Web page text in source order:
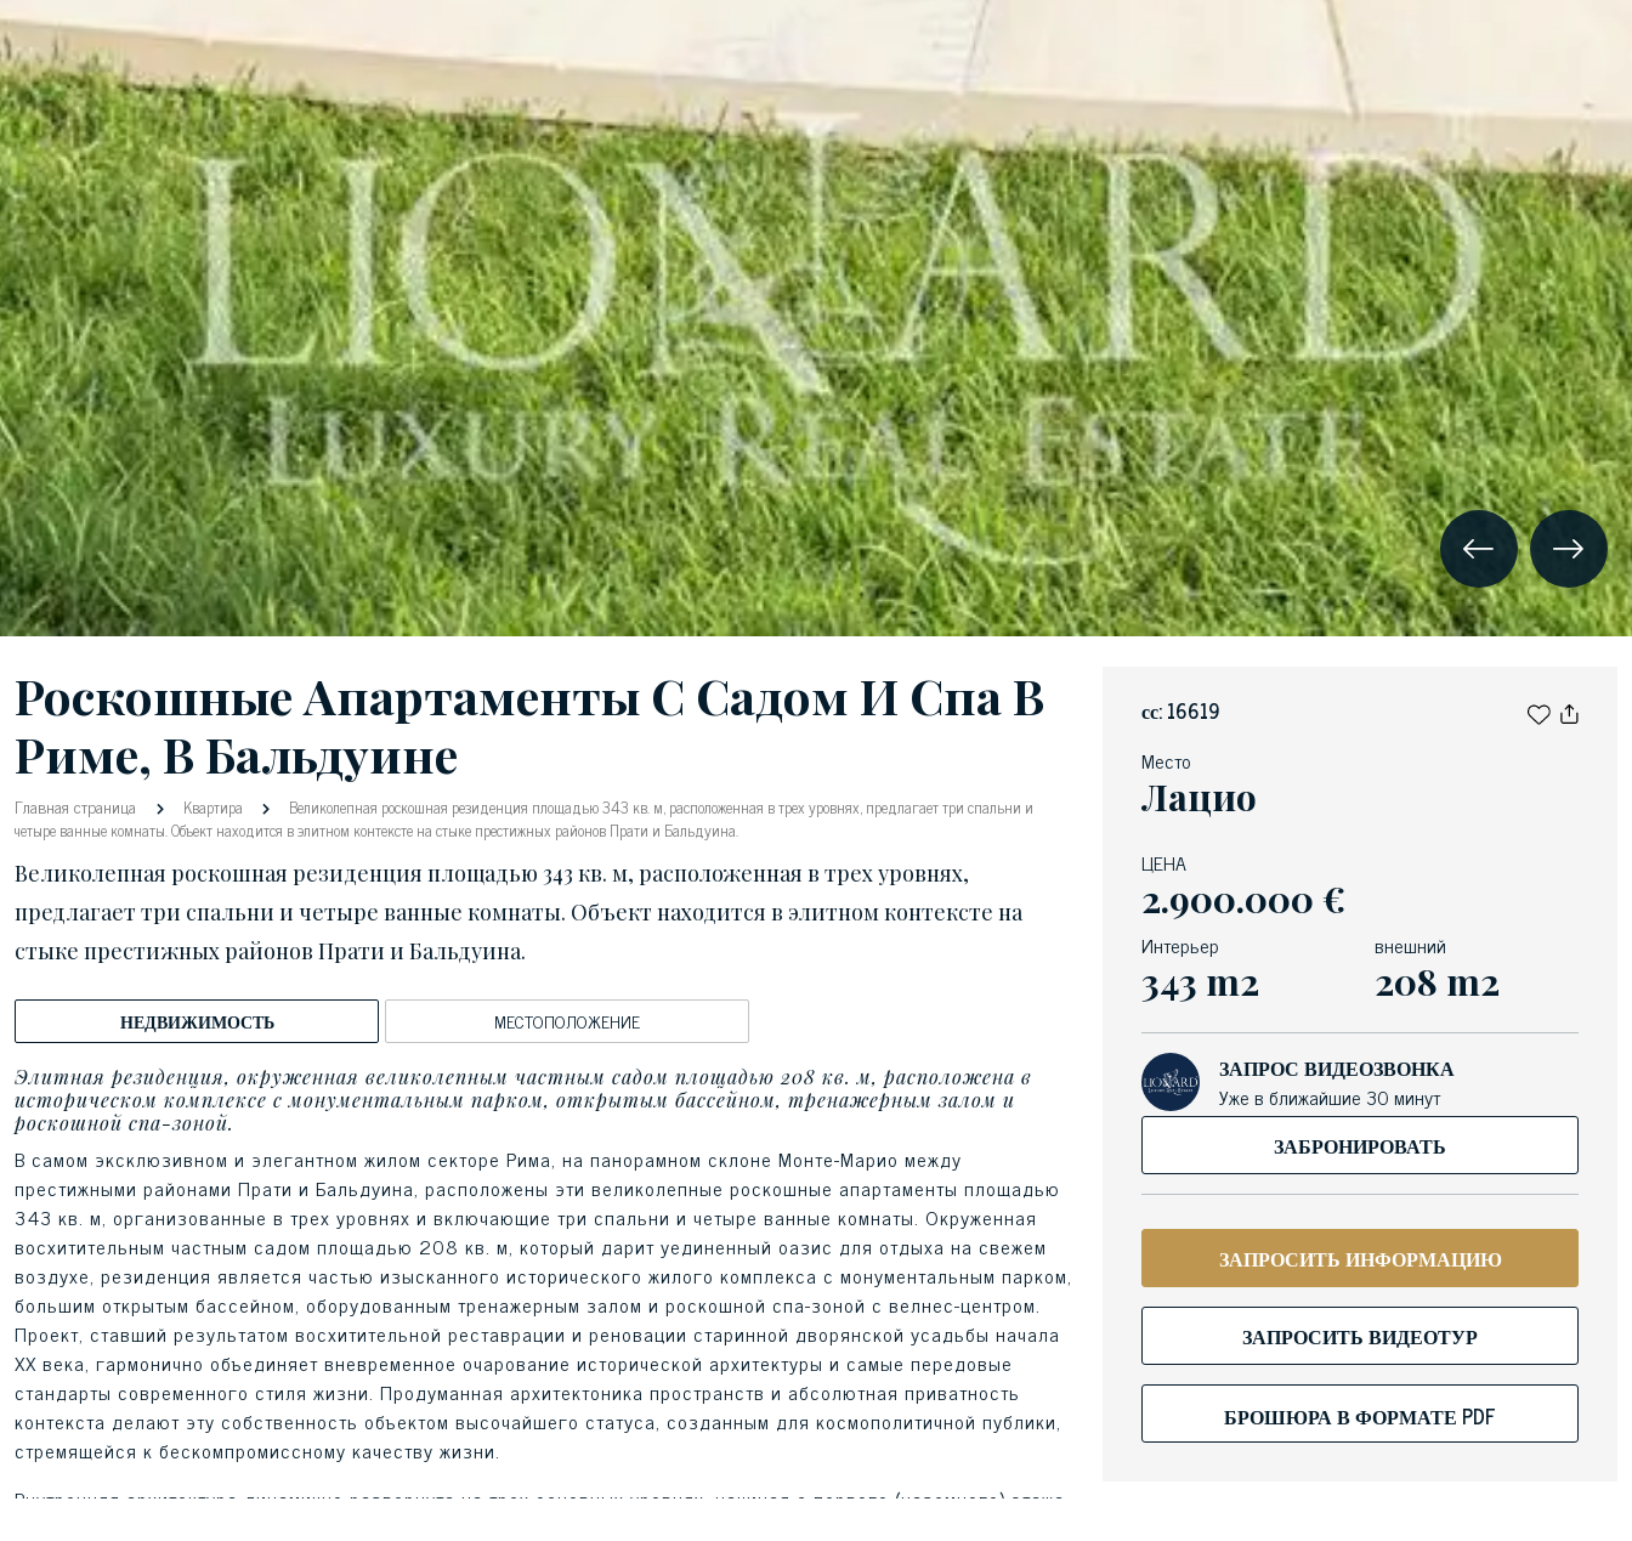
Роскошные Апартаменты С Садом И Спа В
Риме, В Бальдуине
Главная страница Квартира
Великолепная роскошная резиденция площадью 343 кв. м, расположенная в трех уровнях, предлагает три спальни и
четыре ванные комнаты. Объект находится в элитном контексте на стыке престижных районов Прати и Бальдуина.
Великолепная роскошная резиденция площадью 343 кв. м, расположенная в трех уровнях,
предлагает три спальни и четыре ванные комнаты. Объект находится в элитном контексте на
стыке престижных районов Прати и Бальдуина.
НЕДВИЖИМОСТЬ МЕСТОПОЛОЖЕНИЕ
Элитная резиденция, окруженная великолепным частным садом площадью 208 кв. м, расположена в
историческом комплексе с монументальным парком, открытым бассейном, тренажерным залом и
роскошной спа-зоной.
В самом эксклюзивном и элегантном жилом секторе Рима, на панорамном склоне Монте-Марио между
престижными районами Прати и Бальдуина, расположены эти великолепные роскошные апартаменты площадью
343 кв. м, организованные в трех уровнях и включающие три спальни и четыре ванные комнаты. Окруженная
восхитительным частным садом площадью 208 кв. м, который дарит уединенный оазис для отдыха на свежем
воздухе, резиденция является частью изысканного исторического жилого комплекса с монументальным парком,
большим открытым бассейном, оборудованным тренажерным залом и роскошной спа-зоной с велнес-центром.
Проект, ставший результатом восхитительной реставрации и реновации старинной дворянской усадьбы начала
XX века, гармонично объединяет вневременное очарование исторической архитектуры и самые передовые
стандарты современного стиля жизни. Продуманная архитектоника пространств и абсолютная приватность
контекста делают эту собственность объектом высочайшего статуса, созданным для космополитичной публики,
стремящейся к бескомпромиссному качеству жизни.
Внутренняя архитектура динамично развернута на трех основных уровнях, начиная с первого (наземного) этажа,
сс: 16619
Место
Лацио
ЦЕНА
2.900.000 €
Интерьер
343 m2
внешний
208 m2
ЗАПРОС ВИДЕОЗВОНКА
Уже в ближайшие 30 минут
ЗАБРОНИРОВАТЬ
ЗАПРОСИТЬ ИНФОРМАЦИЮ
ЗАПРОСИТЬ ВИДЕОТУР
БРОШЮРА В ФОРМАТЕ PDF